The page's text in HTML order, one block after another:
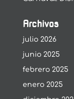
Archivos
julio 2026
junio 2025
febrero 2025
enero 2025